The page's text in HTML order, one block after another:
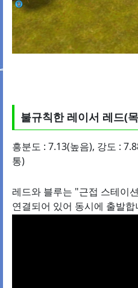
불규칙한 레이서 레드(
흥분도 : 7.13(높음), 강도 :
통)
레드와 블루는 "근접 스테이
연결되어 있어 동시에 출발합